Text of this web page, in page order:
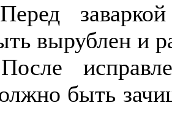
вырублен и
быть